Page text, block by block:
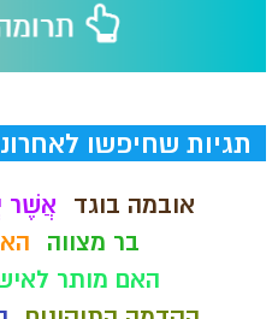
תגיות שחיפשו
אובמה בוגד
אֲשֶׁר
בר מצווה
האם מותר